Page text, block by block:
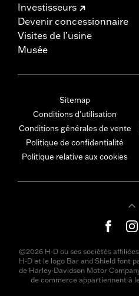
Investisseurs
Devenir concessionnaire
Visites de l’usine
Musée
Sitemap
Conditions d'utilisation
Conditions générales de vente
Politique de confidentialité
Politique relative aux cookies
©2026 H-D ou ses sociétés
H-D et le logo Bar and Shield font
de Harley-Davidson Motor
de commerce appartiennent à